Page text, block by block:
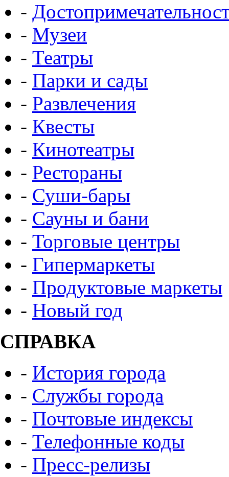
-
- Музеи
- Театры
- Парки и сады
- Развлечения
- Квесты
- Кинотеатры
- Рестораны
- Суши-бары
- Сауны и бани
- Торговые центры
- Гипермаркеты
- Продуктовые маркеты
- Новый год
СПРАВКА
- История города
- Службы города
- Почтовые индексы
- Телефонные коды
- Пресс-релизы